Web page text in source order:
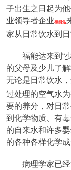
子出生之日起为
业领导者企业福能达
家从日常饮水到
福能达来到“
的父母及少儿了
无论是日常饮水
过处理的空气水
要的养分，对日
到化学物质、有
的自来水和许多
的各种各样化学
病理学家已